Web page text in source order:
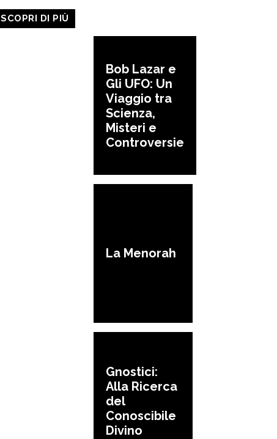
SCOPRI DI PIÙ
Bob Lazar e
Gli UFO: Un
Viaggio tra
Scienza,
Misteri e
Controversie
La Menorah
Gnostici:
Alla Ricerca
del
Conoscibile
Divino